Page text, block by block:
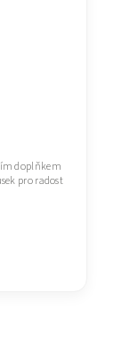
doplňkem
pro radost